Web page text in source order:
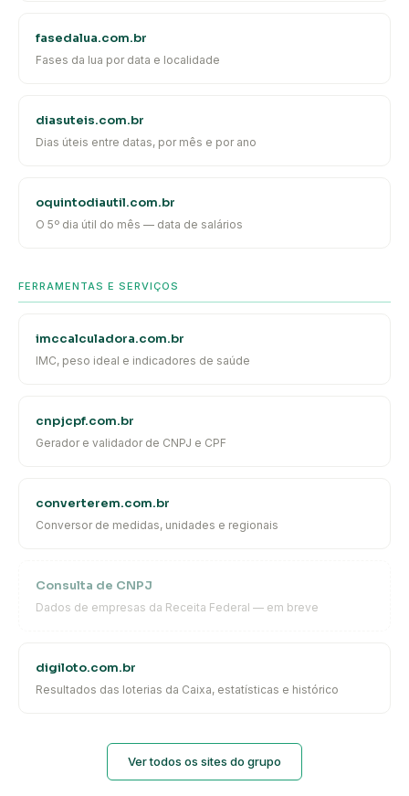
fasedalua.com.br
Fases da lua por data e localidade
diasuteis.com.br
Dias úteis entre datas, por mês e por ano
oquintodiautil.com.br
O 5º dia útil do mês — data de salários
FERRAMENTAS E SERVIÇOS
imccalculadora.com.br
IMC, peso ideal e indicadores de saúde
cnpjcpf.com.br
Gerador e validador de CNPJ e CPF
converterem.com.br
Conversor de medidas, unidades e regionais
Consulta de CNPJ
Dados de empresas da Receita Federal — em breve
digiloto.com.br
Resultados das loterias da Caixa, estatísticas e histórico
Ver todos os sites do grupo